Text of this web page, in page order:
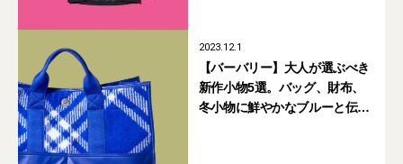
2023.12.1
【バーバリー】大人が選ぶべき
新作小物5選。バッグ、財布、
冬小物に鮮やかなブルーと伝統